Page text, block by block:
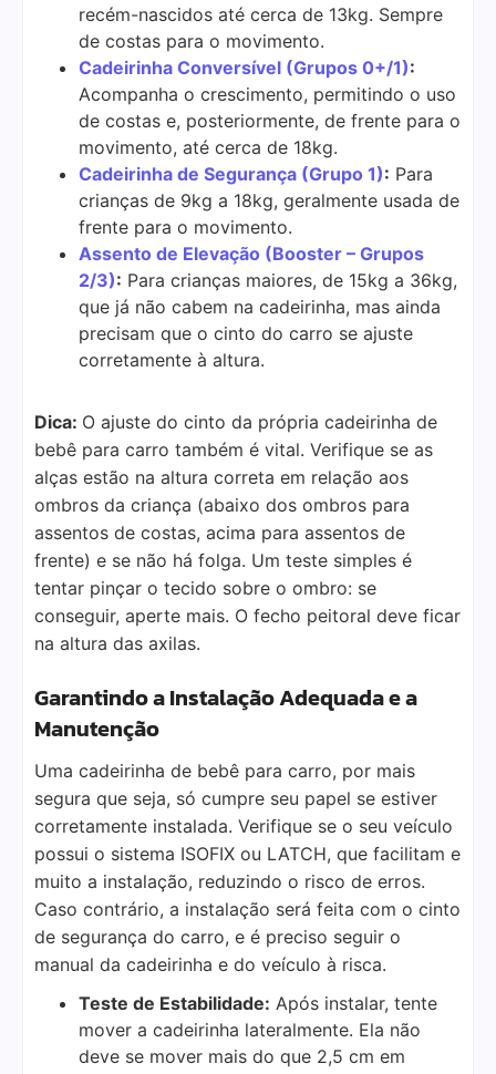
recém-nascidos até cerca de 13kg. Sempre
de costas para o movimento.
Cadeirinha Conversível (Grupos 0+/1):
Acompanha o crescimento, permitindo o uso
de costas e, posteriormente, de frente para o
movimento, até cerca de 18kg.
Cadeirinha de Segurança (Grupo 1): Para
crianças de 9kg a 18kg, geralmente usada de
frente para o movimento.
Assento de Elevação (Booster – Grupos
2/3): Para crianças maiores, de 15kg a 36kg,
que já não cabem na cadeirinha, mas ainda
precisam que o cinto do carro se ajuste
corretamente à altura.
Dica: O ajuste do cinto da própria cadeirinha de
bebê para carro também é vital. Verifique se as
alças estão na altura correta em relação aos
ombros da criança (abaixo dos ombros para
assentos de costas, acima para assentos de
frente) e se não há folga. Um teste simples é
tentar pinçar o tecido sobre o ombro: se
conseguir, aperte mais. O fecho peitoral deve ficar
na altura das axilas.
Garantindo a Instalação Adequada e a
Manutenção
Uma cadeirinha de bebê para carro, por mais
segura que seja, só cumpre seu papel se estiver
corretamente instalada. Verifique se o seu veículo
possui o sistema ISOFIX ou LATCH, que facilitam e
muito a instalação, reduzindo o risco de erros.
Caso contrário, a instalação será feita com o cinto
de segurança do carro, e é preciso seguir o
manual da cadeirinha e do veículo à risca.
Teste de Estabilidade: Após instalar, tente
mover a cadeirinha lateralmente. Ela não
deve se mover mais do que 2,5 cm em